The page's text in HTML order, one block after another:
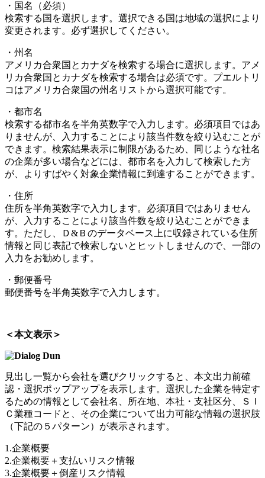
・国名（必須）
検索する国を選択します。選択できる国は地域の選択により
変更されます。必ず選択してください。
・州名
アメリカ合衆国とカナダを検索する場合に選択します。アメ
リカ合衆国とカナダを検索する場合は必須です。プエルトリ
コはアメリカ合衆国の州名リストから選択可能です。
・都市名
検索する都市名を半角英数字で入力します。必須項目ではあ
りませんが、入力することにより該当件数を絞り込むことが
できます。検索結果表示に制限があるため、同じような社名
の企業が多い場合などには、都市名を入力して検索した方
が、よりすばやく対象企業情報に到達することができます。
・住所
住所を半角英数字で入力します。必須項目ではありません
が、入力することにより該当件数を絞り込むことができま
す。ただし、Ｄ&Ｂのデータベース上に収録されている住所
情報と同じ表記で検索しないとヒットしませんので、一部の
入力をお勧めします。
・郵便番号
郵便番号を半角英数字で入力します。
＜本文表示＞
見出し一覧から会社を選びクリックすると、本文出力前確
認・選択ポップアップを表示します。選択した企業を特定す
るための情報として会社名、所在地、本社・支社区分、ＳＩ
Ｃ業種コードと、その企業について出力可能な情報の選択肢
（下記の５パターン）が表示されます。
1.企業概要
2.企業概要＋支払いリスク情報
3.企業概要＋倒産リスク情報